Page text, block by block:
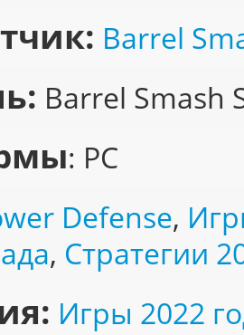
Barrel
Barrel Smash
: PC
Defense,
, Стратегии
Игры 2022